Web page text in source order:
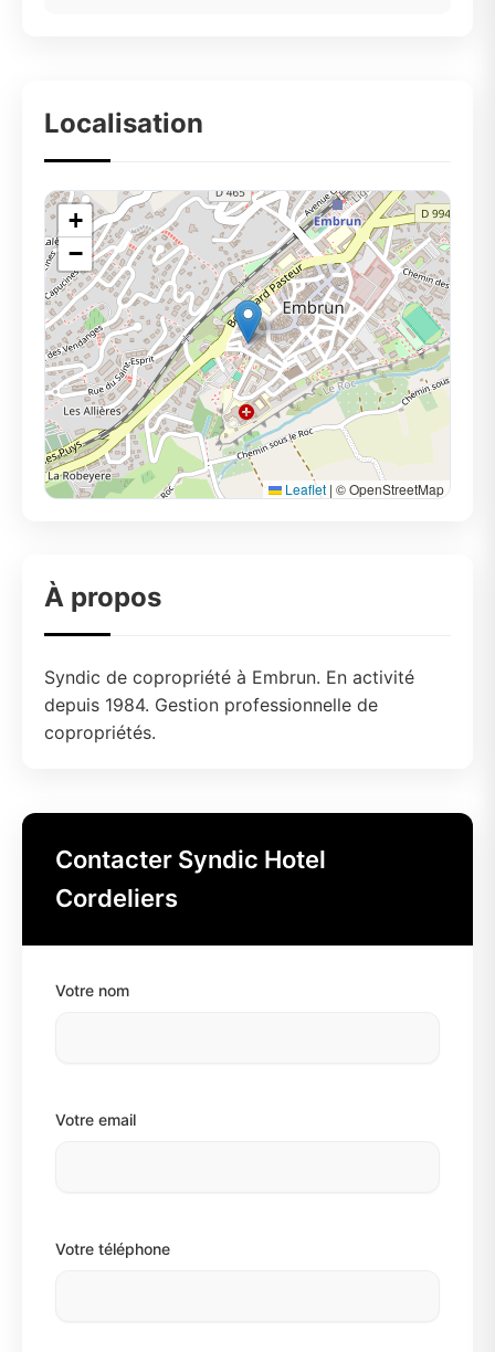
Localisation
+
−
Leaflet | © OpenStreetMap
À propos
Syndic de copropriété à Embrun. En activité
depuis 1984. Gestion professionnelle de
copropriétés.
Contacter Syndic Hotel
Cordeliers
Votre nom
Votre email
Votre téléphone